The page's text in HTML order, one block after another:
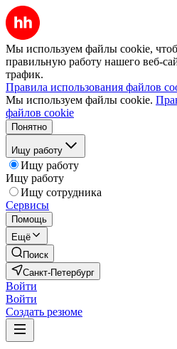
Мы используем файлы cookie,
правильную работу нашего веб-
трафик.
Правила использования файлов
Мы используем файлы cookie.
файлов cookie
Понятно
Ищу работу
Ищу работу
Ищу работу
Ищу сотрудника
Сервисы
Помощь
Ещё
Поиск
Санкт-Петербург
Войти
Войти
Создать резюме